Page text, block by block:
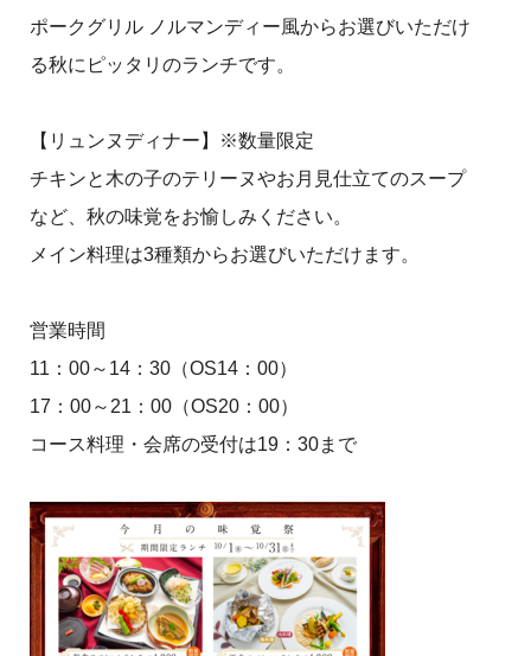
ポークグリル ノルマンディー風からお選びいただけ
る秋にピッタリのランチです。
【リュンヌディナー】※数量限定
チキンと木の子のテリーヌやお月見仕立てのスープ
など、秋の味覚をお愉しみください。
メイン料理は3種類からお選びいただけます。
営業時間
11：00～14：30（OS14：00）
17：00～21：00（OS20：00）
コース料理・会席の受付は19：30まで